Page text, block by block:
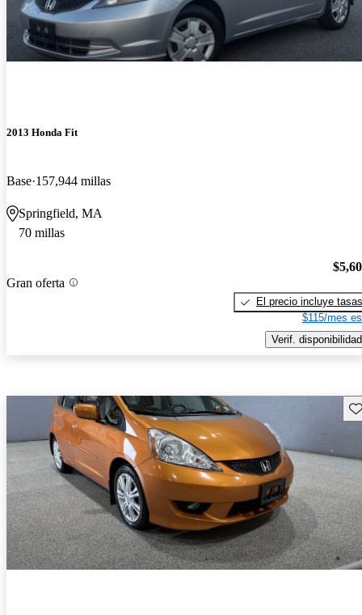
2013 Honda Fit
Base 157,944 millas
Springfield, MA
70 millas
Gran oferta
El precio incluye tasas
$115/mes
Verif. disponibilidad